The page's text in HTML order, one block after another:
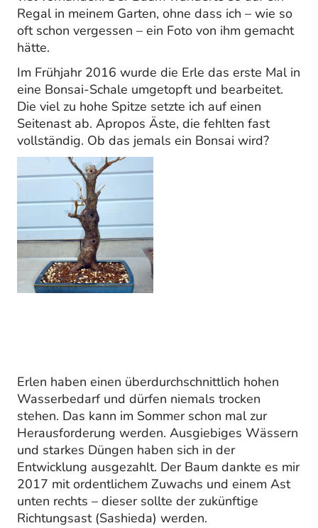
Regal in meinem Garten, ohne dass ich – wie so
oft schon vergessen – ein Foto von ihm gemacht
hätte.
Im Frühjahr 2016 wurde die Erle das erste Mal in
eine Bonsai-Schale umgetopft und bearbeitet.
Die viel zu hohe Spitze setzte ich auf einen
Seitenast ab. Apropos Äste, die fehlten fast
vollständig. Ob das jemals ein Bonsai wird?
Erlen haben einen überdurchschnittlich hohen
Wasserbedarf und dürfen niemals trocken
stehen. Das kann im Sommer schon mal zur
Herausforderung werden. Ausgiebiges Wässern
und starkes Düngen haben sich in der
Entwicklung ausgezahlt. Der Baum dankte es mir
2017 mit ordentlichem Zuwachs und einem Ast
unten rechts – dieser sollte der zukünftige
Richtungsast (Sashieda) werden.